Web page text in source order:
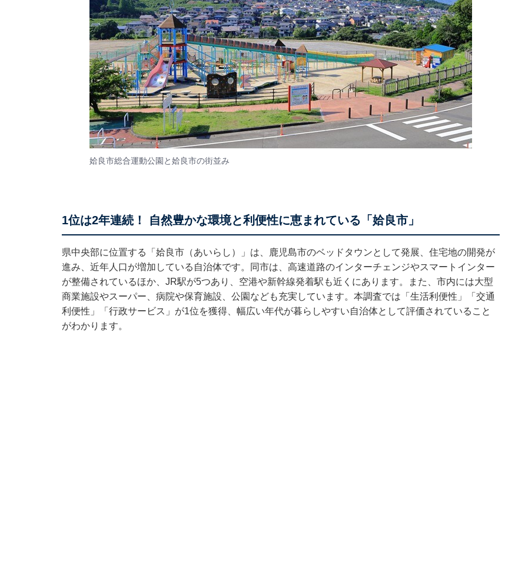
姶良市総合運動公園と姶良市の街並み
1位は2年連続！ 自然豊かな環境と利便性に恵まれている「姶良市」
県中央部に位置する「姶良市（あいらし）」は、鹿児島市のベッドタウンとして発展、住宅地の開発が
進み、近年人口が増加している自治体です。同市は、高速道路のインターチェンジやスマートインター
が整備されているほか、JR駅が5つあり、空港や新幹線発着駅も近くにあります。また、市内には大型
商業施設やスーパー、病院や保育施設、公園なども充実しています。本調査では「生活利便性」「交通
利便性」「行政サービス」が1位を獲得、幅広い年代が暮らしやすい自治体として評価されていること
がわかります。